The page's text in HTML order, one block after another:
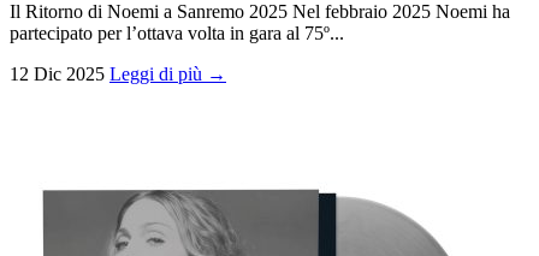
Il Ritorno di Noemi a Sanremo 2025 Nel febbraio 2025 Noemi ha
partecipato per l’ottava volta in gara al 75º...
12 Dic 2025 Leggi di più →